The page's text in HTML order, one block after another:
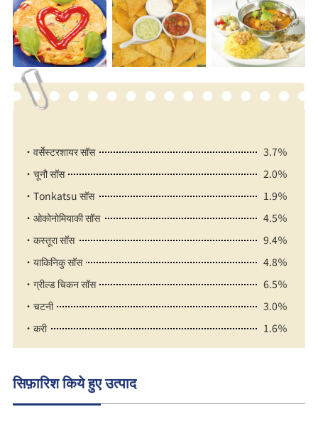
・वर्सेस्टरशायर सॉस
3.7％
・चूनौ सॉस
2.0％
・Tonkatsu सॉस
1.9％
・ओकोनोमियाकी सॉस
4.5％
・कस्तूरा सॉस
9.4％
・याकिनिकु सॉस
4.8％
・ग्रील्ड चिकन सॉस
6.5％
・चटनी
3.0％
・करी
1.6％
सिफ़ारिश किये हुए उत्पाद